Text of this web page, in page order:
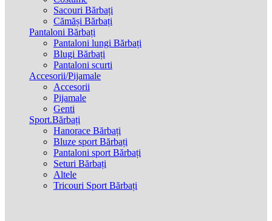
Sacouri Bărbați
Cămăși Bărbați
Pantaloni Bărbați
Pantaloni lungi Bărbați
Blugi Bărbați
Pantaloni scurti
Accesorii/Pijamale
Accesorii
Pijamale
Genti
Sport.Bărbați
Hanorace Bărbați
Bluze sport Bărbați
Pantaloni sport Bărbați
Seturi Bărbați
Altele
Tricouri Sport Bărbați